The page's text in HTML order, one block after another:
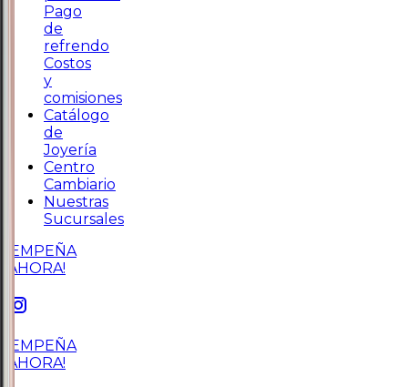
Pago
de
refrendo
Costos
y
comisiones
Catálogo
de
Joyería
Centro
Cambiario
Nuestras
Sucursales
¡EMPEÑA
AHORA!
¡EMPEÑA
AHORA!